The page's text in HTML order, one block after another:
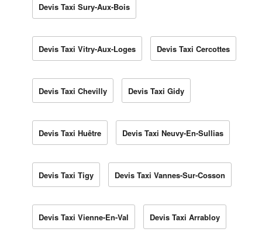
Devis Taxi Sury-Aux-Bois
Devis Taxi Vitry-Aux-Loges Devis Taxi Cercottes
Devis Taxi Chevilly Devis Taxi Gidy
Devis Taxi Huêtre Devis Taxi Neuvy-En-Sullias
Devis Taxi Tigy Devis Taxi Vannes-Sur-Cosson
Devis Taxi Vienne-En-Val Devis Taxi Arrabloy